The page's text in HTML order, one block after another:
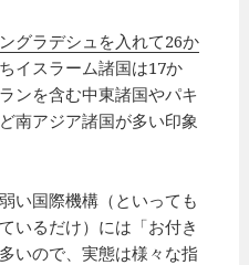
グラデシュを入れて26か
イスラーム諸国は17か
ンを含む中東諸国やパキ
南アジア諸国が多い印象
い国際機構（といっても
いるだけ）には「お付き
いので、実態は様々な指